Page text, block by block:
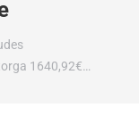
1640,92€…